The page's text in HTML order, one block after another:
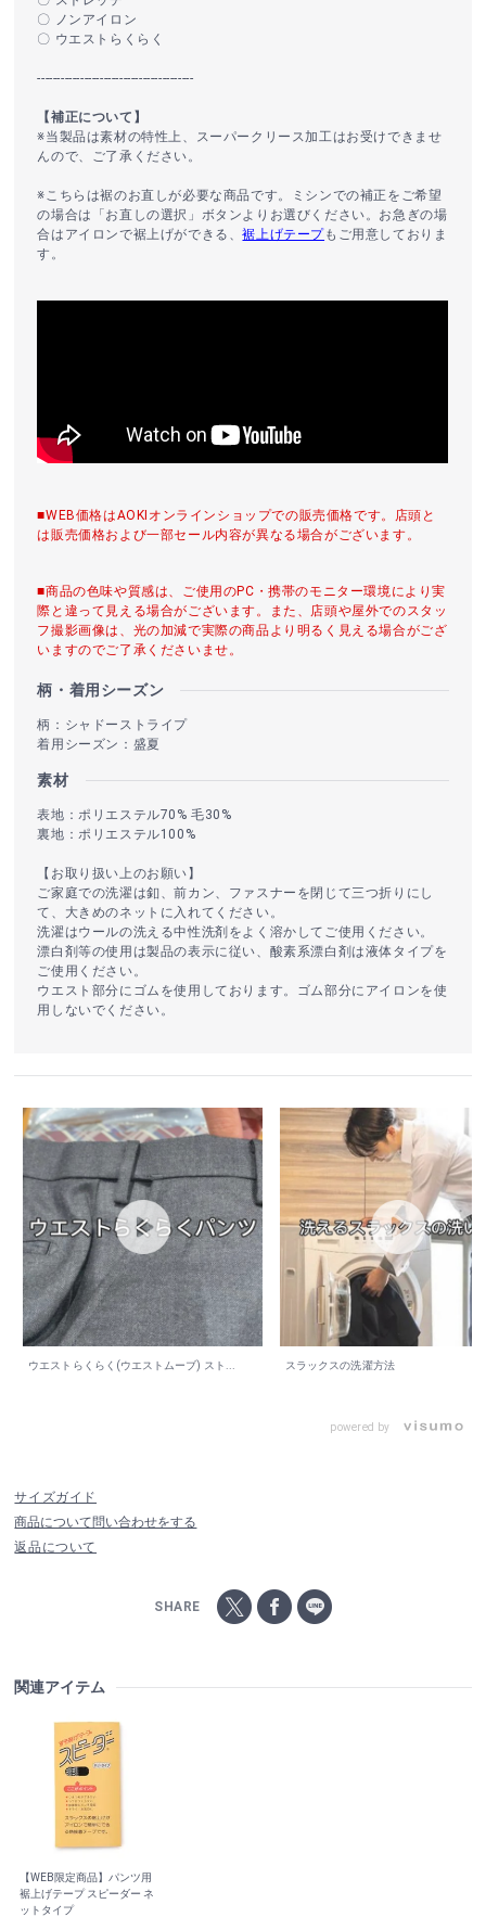
〇 ノンアイロン
〇 ウエストらくらく
----------------------------------------
【補正について】
※当製品は素材の特性上、スーパークリース加工はお受けできませ
んので、ご了承ください。
※こちらは裾のお直しが必要な商品です。ミシンでの補正をご希望
の場合は「お直しの選択」ボタンよりお選びください。お急ぎの場
合はアイロンで裾上げができる、裾上げテープもご用意しておりま
す。
■WEB価格はAOKIオンラインショップでの販売価格です。店頭と
は販売価格および一部セール内容が異なる場合がございます。
■商品の色味や質感は、ご使用のPC・携帯のモニター環境により実
際と違って見える場合がございます。また、店頭や屋外でのスタッ
フ撮影画像は、光の加減で実際の商品より明るく見える場合がござ
いますのでご了承くださいませ。
柄・着用シーズン
柄：シャドーストライプ
着用シーズン：盛夏
素材
表地：ポリエステル70% 毛30%
裏地：ポリエステル100%
【お取り扱い上のお願い】
ご家庭での洗濯は釦、前カン、ファスナーを閉じて三つ折りにし
て、大きめのネットに入れてください。
洗濯はウールの洗える中性洗剤をよく溶かしてご使用ください。
漂白剤等の使用は製品の表示に従い、酸素系漂白剤は液体タイプを
ご使用ください。
ウエスト部分にゴムを使用しております。ゴム部分にアイロンを使
用しないでください。
ウエストらくらく(ウエストムーブ) スト... スラックスの洗濯方法
powered by
サイズガイド
商品について問い合わせをする
返品について
SHARE
関連アイテム
【WEB限定商品】パンツ用
裾上げテープ スピーダー ネ
ットタイプ